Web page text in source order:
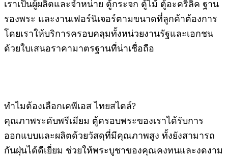
เราเป็นผู้ผลิตและจำหน่าย ตู้กระจก ตู้ไม้ ตู้อะคริลิค ฐาน
รองพระ และงานเฟอร์นิเจอร์ตามขนาดที่ลูกค้าต้องการ
โดยเราให้บริการครอบคลุมทั้งหน่วยงานรัฐและเอกชน
ด้วยใบเสนอราคามาตรฐานที่น่าเชื่อถือ
ทำไมต้องเลือกเคพีเอส ไทยสไตล์?
คุณภาพระดับพรีเมียม ตู้ครอบพระของเราได้รับการ
ออกแบบและผลิตด้วยวัสดุที่มีคุณภาพสูง ทั้งยังสามารถ
กันฝุ่นได้ดีเยี่ยม ช่วยให้พระบูชาของคุณคงทนและงดงาม